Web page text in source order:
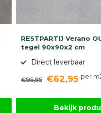
RESTPARTIJ Verano
tegel 90x90x2 cm
Direct leverbaar
€95,95 €62,95 per
Bekijk